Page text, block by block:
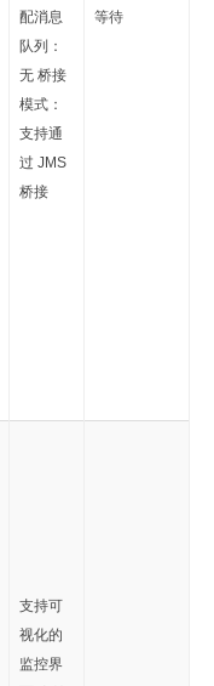
配消息
队列：
无 桥接
模式：
支持通
过 JMS
桥接
等待
支持可
视化的
监控界